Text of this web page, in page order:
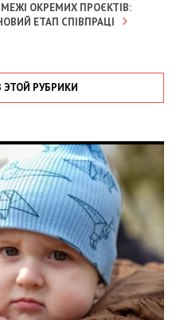
ОКРЕМИХ ПРОЄКТІВ:
ЕТАП СПІВПРАЦІ
ЭТОЙ РУБРИКИ